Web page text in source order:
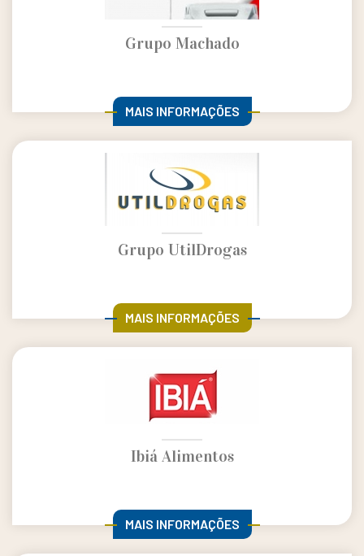
Grupo Machado
MAIS INFORMAÇÕES
Grupo UtilDrogas
MAIS INFORMAÇÕES
Ibiá Alimentos
MAIS INFORMAÇÕES